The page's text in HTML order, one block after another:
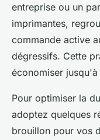
entreprise ou un
imprimantes,
commande active
dégressifs. Cette
économiser
Pour optimiser la
adoptez quelques
brouillon pour vos